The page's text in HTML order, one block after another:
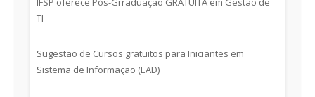
TI
Sugestão de Cursos gratuitos para Iniciantes em
Sistema de Informação (EAD)